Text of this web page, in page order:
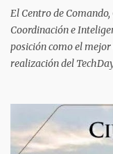
interesados deben
El Centro de
Coordinación e
posición como el
realización del
seguridad pública y la
reunió a autoridades,
representantes de